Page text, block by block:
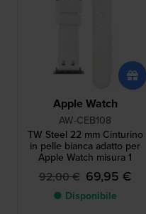
Apple Watch
AW-CEB108
TW Steel 22 mm Cinturino
in pelle bianca adatto per
Apple Watch misura 1
92,00 € 69,95 €
● Disponibile